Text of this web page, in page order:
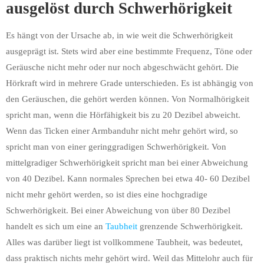
ausgelöst durch Schwerhörigkeit
Es hängt von der Ursache ab, in wie weit die Schwerhörigkeit
ausgeprägt ist. Stets wird aber eine bestimmte Frequenz, Töne oder
Geräusche nicht mehr oder nur noch abgeschwächt gehört. Die
Hörkraft wird in mehrere Grade unterschieden. Es ist abhängig von
den Geräuschen, die gehört werden können. Von Normalhörigkeit
spricht man, wenn die Hörfähigkeit bis zu 20 Dezibel abweicht.
Wenn das Ticken einer Armbanduhr nicht mehr gehört wird, so
spricht man von einer geringgradigen Schwerhörigkeit. Von
mittelgradiger Schwerhörigkeit spricht man bei einer Abweichung
von 40 Dezibel. Kann normales Sprechen bei etwa 40- 60 Dezibel
nicht mehr gehört werden, so ist dies eine hochgradige
Schwerhörigkeit. Bei einer Abweichung von über 80 Dezibel
handelt es sich um eine an Taubheit grenzende Schwerhörigkeit.
Alles was darüber liegt ist vollkommene Taubheit, was bedeutet,
dass praktisch nichts mehr gehört wird. Weil das Mittelohr auch für